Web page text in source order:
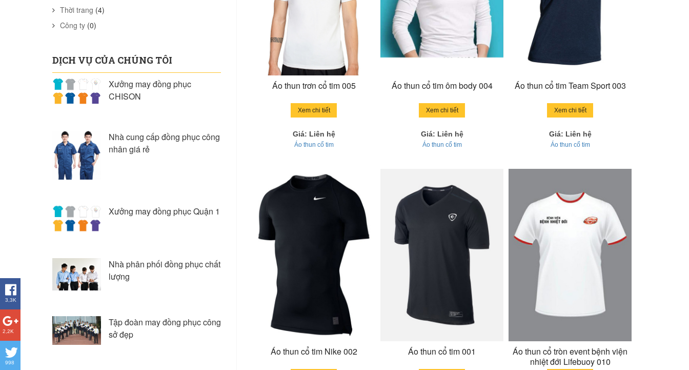
Thời trang (4)
Công ty (0)
DỊCH VỤ CỦA CHÚNG TÔI
Xưởng may đồng phục
CHISON
Nhà cung cấp đồng phục công
nhân giá rẻ
Xưởng may đồng phục Quận 1
Nhà phân phối đồng phục chất
lượng
Tập đoàn may đồng phục công
sở đẹp
Áo thun trơn cổ tim 005
Xem chi tiết
Giá: Liên hệ
Áo thun cổ tim
Áo thun cổ tim ôm body 004
Xem chi tiết
Giá: Liên hệ
Áo thun cổ tim
Áo thun cổ tim Team Sport 003
Xem chi tiết
Giá: Liên hệ
Áo thun cổ tim
Áo thun cổ tim Nike 002 Áo thun cổ tim 001
Áo thun cổ tròn event bệnh viện
nhiệt đới Lifebuoy 010
3,3K
2,2K
998